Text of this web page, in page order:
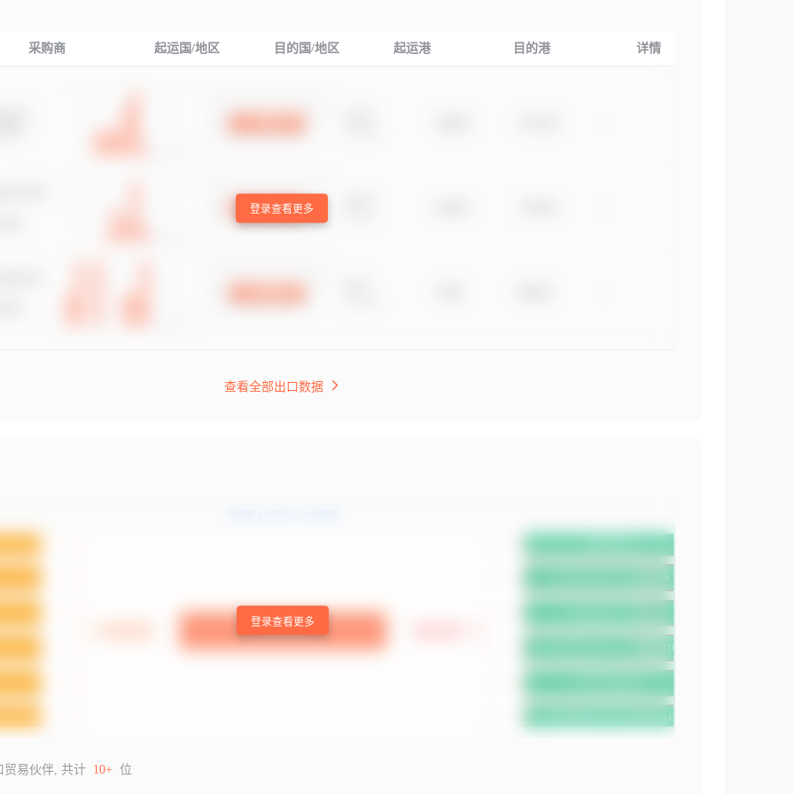
采购商 起运国/地区 目的国/地区 起运港 目的港 详情
登录查看更多
查看全部出口数据
登录查看更多
贸易伙伴, 共计 10+ 位